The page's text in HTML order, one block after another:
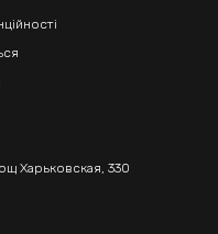
Харьковская, 330